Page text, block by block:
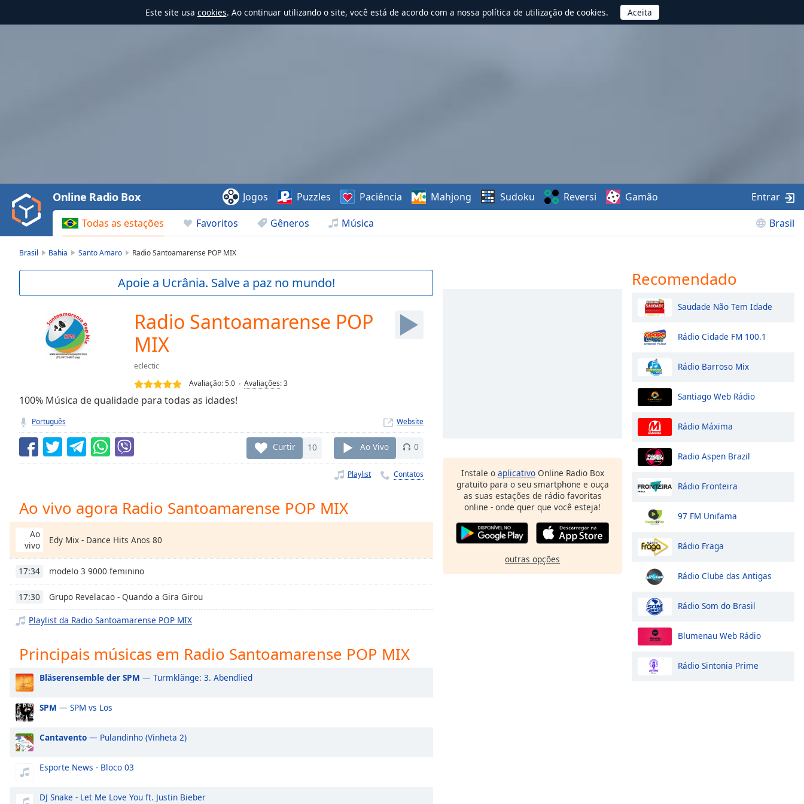
Este site usa cookies. Ao continuar utilizando o site, você está de acordo com a nossa política de utilização de cookies.
Video
Play
Backward
Skip
Current
live,
behind
LIVE
Remaining
Time-
Playback
Rate
Chapters
Chapters
Descriptions
descriptions
off,
Subtitles
subtitles
settings
opens
subtitles
settings
dialog
off
Todas as estações Favoritos Gêneros Música Brasil
Online Radio Box Jogos Puzzles Paciência Mahjong Sudoku Reversi Gamão Entrar
Brasil Bahia Santo Amaro Radio Santoamarense POP MIX
Apoie a Ucrânia. Salve a paz no mundo!
Radio Santoamarense POP
MIX
eclectic
Avaliação:5.0 Avaliações:3
100% Música de qualidade para todas as idades!
Português Website
Curtir 10 Ao Vivo 0
Playlist Contatos
Ao vivo agora Radio Santoamarense POP MIX
Ao
vivo
Edy Mix - Dance Hits Anos 80
17:34 modelo 3 9000 feminino
17:30 Grupo Revelacao - Quando a Gira Girou
Playlist da Radio Santoamarense POP MIX
Principais músicas em Radio Santoamarense POP MIX
Bläserensemble der SPM — Turmklänge: 3. Abendlied
SPM — SPM vs Los
Cantavento — Pulandinho (Vinheta 2)
Esporte News - Bloco 03
DJ Snake - Let Me Love You ft. Justin Bieber
Instale o aplicativoOnline Radio Box
gratuito para o seu smartphone e ouça
as suas estações de rádio favoritas
online - onde quer que você esteja!
outras opções
Recomendado
Saudade Não Tem Idade
Rádio Cidade FM 100.1
Rádio Barroso Mix
Santiago Web Rádio
Rádio Máxima
Radio Aspen Brazil
Rádio Fronteira
97 FM Unifama
Rádio Fraga
Rádio Clube das Antigas
Rádio Som do Brasil
Blumenau Web Rádio
Rádio Sintonia Prime